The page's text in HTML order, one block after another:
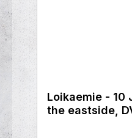
Loikaemie - 10
the eastside,